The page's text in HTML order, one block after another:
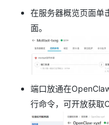
在服务器概览页面单
面。
端口放通在
行命令，可开放获取